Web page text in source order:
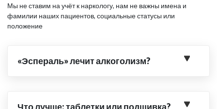
Мы не ставим на учёт к наркологу, нам не важны имена и
фамилии наших пациентов, социальные статусы или
положение
«Эспераль» лечит алкоголизм?
Что лучше: таблетки или подшивка?